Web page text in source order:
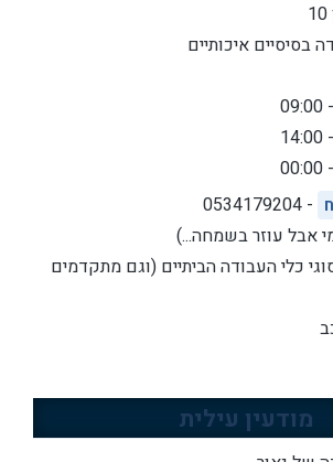
בסיסיים איכותיים
- 0534179204
אבל עוזר בשמחה...)
כלי העבודה הביתיים (וגם מתקדמים
מודעין עילית